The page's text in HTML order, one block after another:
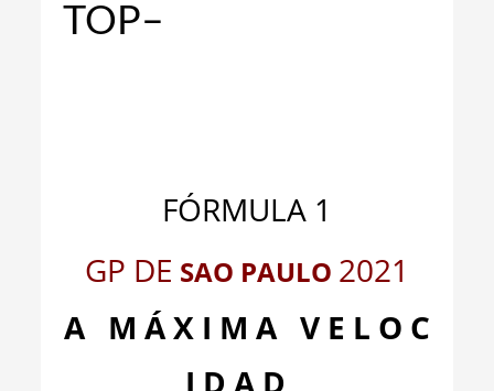
TOP–
FÓRMULA 1
GP DE SAO PAULO 2021
A M Á X I M A V E L O C
I D A D